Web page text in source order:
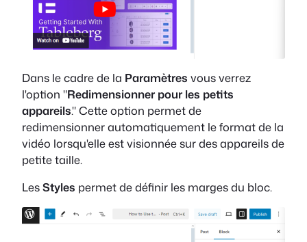
Dans le cadre de la Paramètres vous verrez
l'option "Redimensionner pour les petits
appareils." Cette option permet de
redimensionner automatiquement le format de la
vidéo lorsqu'elle est visionnée sur des appareils de
petite taille.
LesStyles permet de définir les marges du bloc.